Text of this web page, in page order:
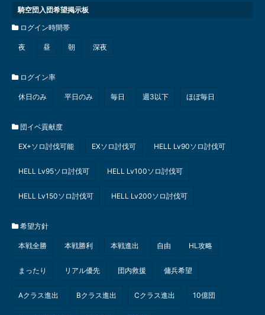
騎空団入団希望掲示板
ログイン時間帯
夜 昼 朝 深夜
ログイン率
休日のみ 平日のみ 毎日 週3以下 ほぼ毎日
団イベ貢献度
EX+ソロ討伐可能 EXソロ討伐可 HELL Lv90ソロ討伐可
HELL Lv95ソロ討伐可 HELL Lv100ソロ討伐可
HELL Lv150ソロ討伐可 HELL Lv200ソロ討伐可
希望方針
本戦全勝 本戦勝利 本戦進出 自由 HL攻略
まったり リアル優先 団内救援 傭兵希望
Aクラス進出 Bクラス進出 Cクラス進出 10億団